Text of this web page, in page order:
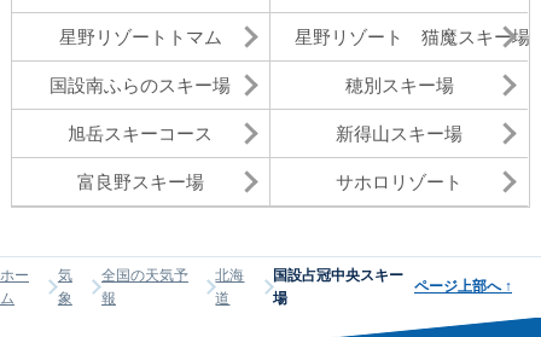
星野リゾートトマム 星野リゾート 猫魔スキー場
国設南ふらのスキー場 穂別スキー場
旭岳スキーコース 新得山スキー場
富良野スキー場 サホロリゾート
ホー
ム
気
象
全国の天気予
報
北海
道
国設占冠中央スキー
場
ページ上部へ ↑